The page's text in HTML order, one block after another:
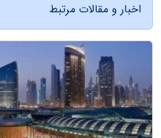
اخبار و مقالات مرتبط